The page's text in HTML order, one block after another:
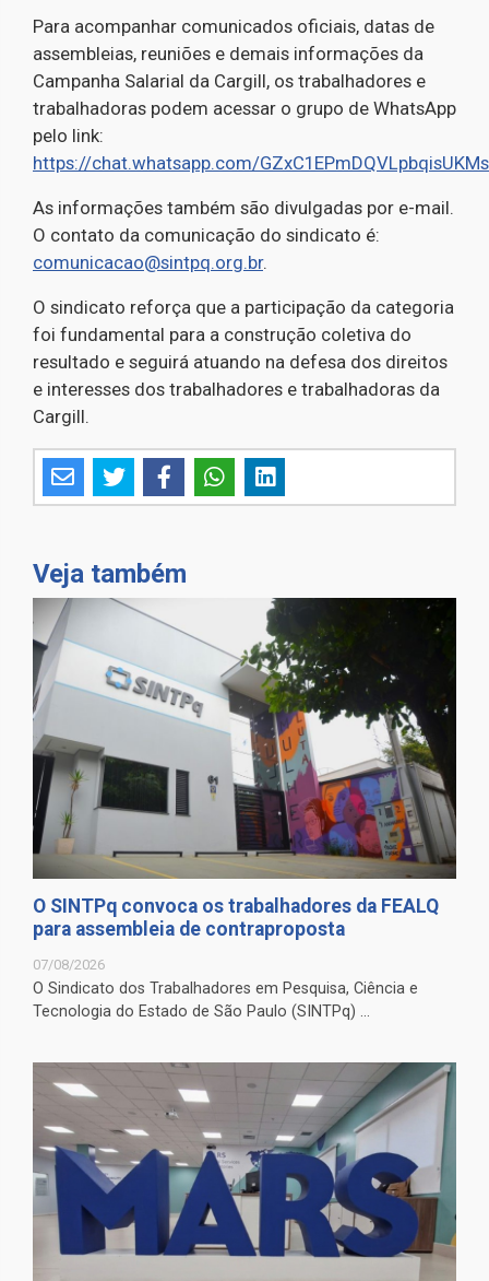
Para acompanhar comunicados oficiais, datas de
assembleias, reuniões e demais informações da
Campanha Salarial da Cargill, os trabalhadores e
trabalhadoras podem acessar o grupo de WhatsApp
pelo link:
https://chat.whatsapp.com/
As informações também são divulgadas por e-mail.
O contato da comunicação do sindicato é:
comunicacao@sintpq.org.br.
O sindicato reforça que a participação da categoria
foi fundamental para a construção coletiva do
resultado e seguirá atuando na defesa dos direitos
e interesses dos trabalhadores e trabalhadoras da
Cargill.
Veja também
O SINTPq convoca os trabalhadores da FEALQ
para assembleia de contraproposta
07/08/2026
O Sindicato dos Trabalhadores em Pesquisa, Ciência e
Tecnologia do Estado de São Paulo (SINTPq) ...